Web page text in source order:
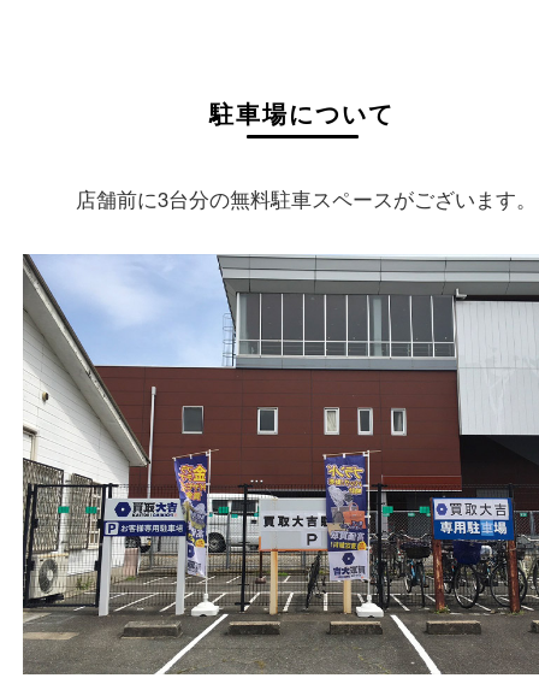
〒573-0163
フリーダイヤル
0120-11-7207
電話
072-896-7207
営業時間
１０：００～１９：００
最終受付 １８：３０迄